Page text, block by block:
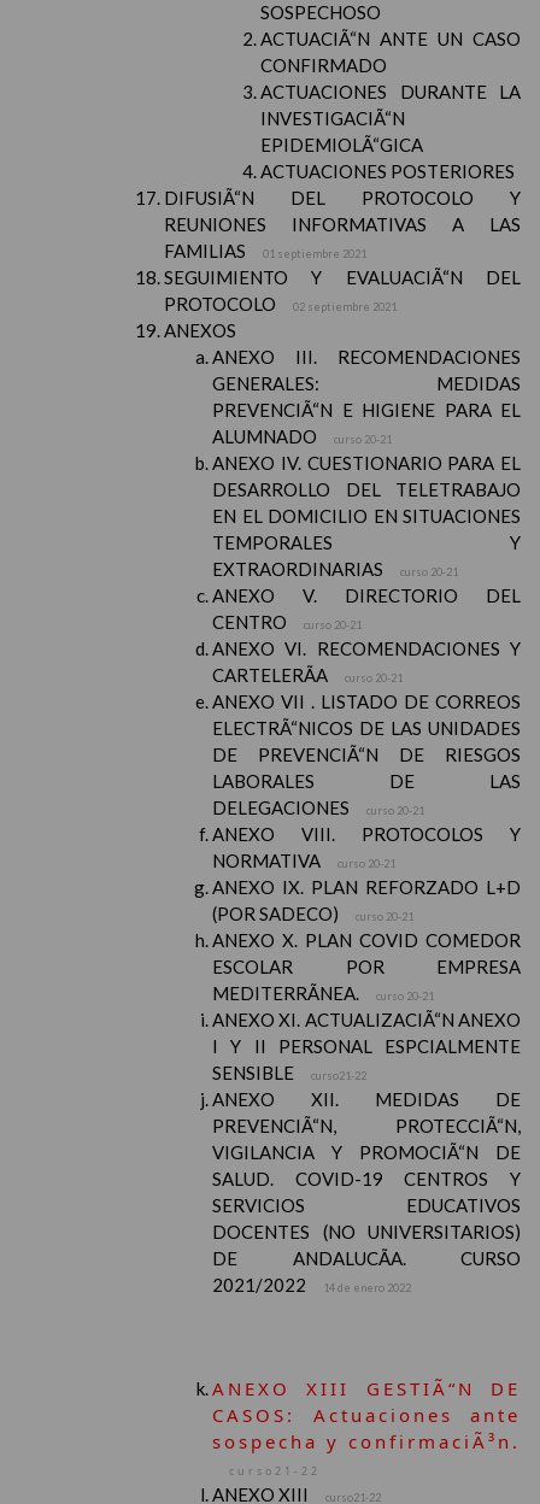
SOSPECHOSO
ACTUACIÃ“N ANTE UN CASO
CONFIRMADO
ACTUACIONES DURANTE LA
INVESTIGACIÃ“N
EPIDEMIOLÃ“GICA
ACTUACIONES POSTERIORES
DIFUSIÃ“N DEL PROTOCOLO Y
REUNIONES INFORMATIVAS A LAS
FAMILIAS
01 septiembre 2021
SEGUIMIENTO Y EVALUACIÃ“N DEL
PROTOCOLO
02 septiembre 2021
ANEXOS
ANEXO III. RECOMENDACIONES
GENERALES: MEDIDAS
PREVENCIÃ“N E HIGIENE PARA EL
ALUMNADO
curso 20-21
ANEXO IV. CUESTIONARIO PARA EL
DESARROLLO DEL TELETRABAJO
EN EL DOMICILIO EN SITUACIONES
TEMPORALES Y
EXTRAORDINARIAS
curso 20-21
ANEXO V. DIRECTORIO DEL
CENTRO
curso 20-21
ANEXO VI. RECOMENDACIONES Y
CARTELERÃA
curso 20-21
ANEXO VII . LISTADO DE CORREOS
ELECTRÃ“NICOS DE LAS UNIDADES
DE PREVENCIÃ“N DE RIESGOS
LABORALES DE LAS
DELEGACIONES
curso 20-21
ANEXO VIII. PROTOCOLOS Y
NORMATIVA
curso 20-21
ANEXO IX. PLAN REFORZADO L+D
(POR SADECO)
curso 20-21
ANEXO X. PLAN COVID COMEDOR
ESCOLAR POR EMPRESA
MEDITERRÃNEA.
curso 20-21
ANEXO XI. ACTUALIZACIÃ“N ANEXO
I Y II PERSONAL ESPCIALMENTE
SENSIBLE
curso21-22
ANEXO XII. MEDIDAS DE
PREVENCIÃ“N, PROTECCIÃ“N,
VIGILANCIA Y PROMOCIÃ“N DE
SALUD. COVID-19 CENTROS Y
SERVICIOS EDUCATIVOS
DOCENTES (NO UNIVERSITARIOS)
DE ANDALUCÃA. CURSO
2021/2022
14 de enero 2022
ANEXO XIII GESTIÃ“N DE
CASOS: Actuaciones ante
sospecha y confirmaciÃ³n.
curso21-22
ANEXO XIII curso21-22